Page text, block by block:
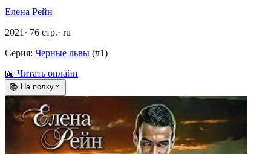
Елена Рейн
2021 · 76 стр.· ru
Серия: Черные львы (#1)
📖 Читать онлайн
📚 На полку